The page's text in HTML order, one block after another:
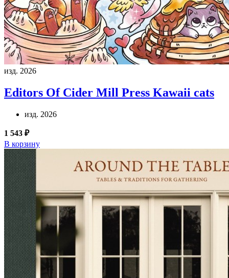
изд. 2026
Editors Of Cider Mill Press Kawaii cats
изд. 2026
1 543 ₽
В корзину